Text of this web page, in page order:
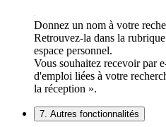
Donnez un nom à votre
Retrouvez-la dans la
espace personnel.
Vous souhaitez recevoir par
d'emploi liées à votre
la réception ».
7. Autres fonctionnalités